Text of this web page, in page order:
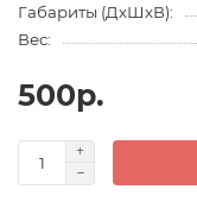
Габариты (ДхШхВ):
Вес:
500р.